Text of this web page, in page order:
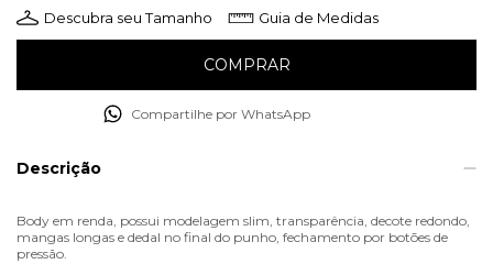
Descubra seu Tamanho Guia de Medidas
Compartilhe por WhatsApp
Descrição
Body em renda, possui modelagem slim, transparência, decote redondo,
mangas longas e dedal no final do punho, fechamento por botões de
pressão.